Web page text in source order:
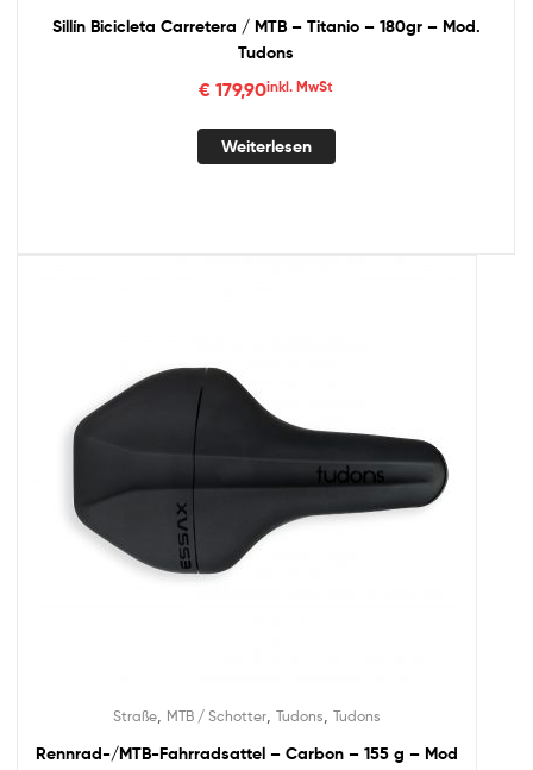
Sillín Bicicleta Carretera / MTB – Titanio – 180gr – Mod.
Tudons
€ 179,90inkl. MwSt
Weiterlesen
Straße MTB / Schotter Tudons Tudons
Rennrad-/MTB-Fahrradsattel – Carbon – 155 g – Mod